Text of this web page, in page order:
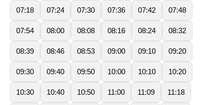
07:18 07:24 07:30 07:36 07:42 07:48
07:54 08:00 08:08 08:16 08:24 08:32
08:39 08:46 08:53 09:00 09:10 09:20
09:30 09:40 09:50 10:00 10:10 10:20
10:30 10:40 10:50 11:00 11:09 11:18